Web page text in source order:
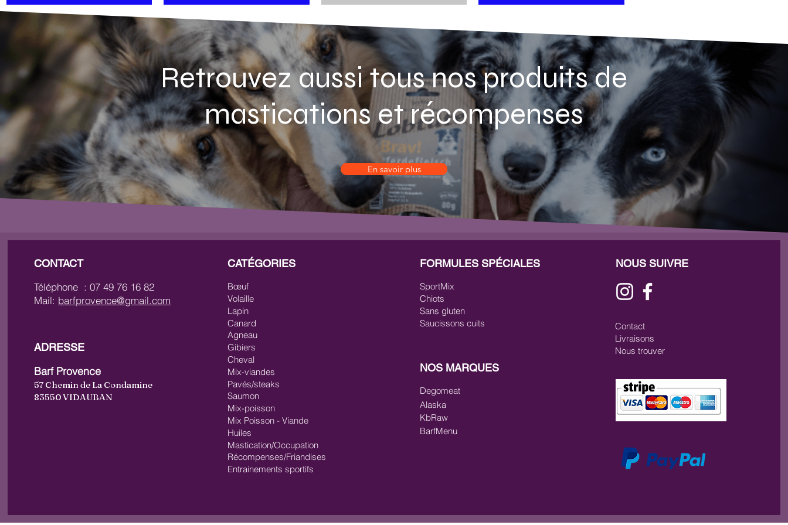
Retrouvez aussi tous nos produits de
mastications et récompenses
En savoir plus
CONTACT
Téléphone : 07 49 76 16 82
Mail: barfprovence@gmail.com
ADRESSE
Barf Provence
57 Chemin de La Condamine
83550 VIDAUBAN
CATÉGORIES
Bœuf
Volaille
Lapin
Agneau
Canard
Gibiers
Cheval
Mix-viandes
Saumon
Pavés/steaks
Mix-poisson
Mix Poisson - Viande
Huiles
Récompenses/Friandises
Mastication/Occupation
Entrainements sportifs
FORMULES SPÉCIALES
SportMix
Chiots
Sans gluten
Saucissons cuits
NOS MARQUES
Degomeat
Alaska
KbRaw
BarfMenu
NOUS SUIVRE
Contact
Livraisons
Nous trouver